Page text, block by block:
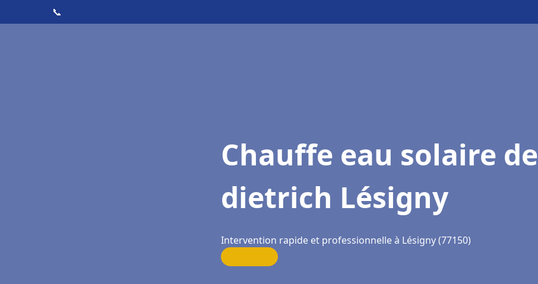
📞
Chauffe eau solaire de
dietrich Lésigny
Intervention rapide et professionnelle à Lésigny (77150)